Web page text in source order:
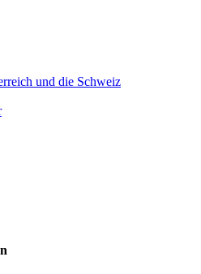
und die Schweiz